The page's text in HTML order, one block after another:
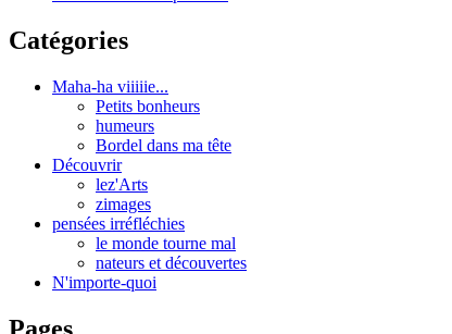
Catégories
Maha-ha viiiiie...
Petits bonheurs
humeurs
Bordel dans ma tête
Découvrir
lez'Arts
zimages
pensées irréfléchies
le monde tourne mal
nateurs et découvertes
N'importe-quoi